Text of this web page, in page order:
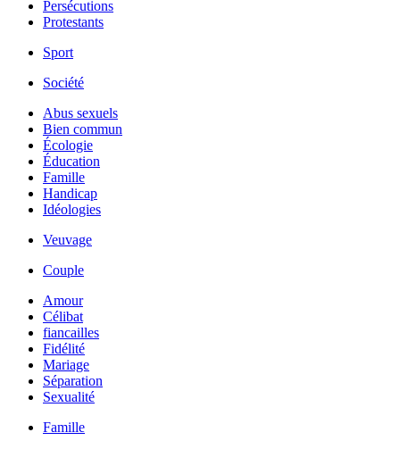
Persécutions
Protestants
Sport
Société
Abus sexuels
Bien commun
Écologie
Éducation
Famille
Handicap
Idéologies
Veuvage
Couple
Amour
Célibat
fiancailles
Fidélité
Mariage
Séparation
Sexualité
Famille